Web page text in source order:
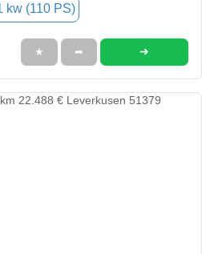
kw (110 PS)
★ ➦ ➜